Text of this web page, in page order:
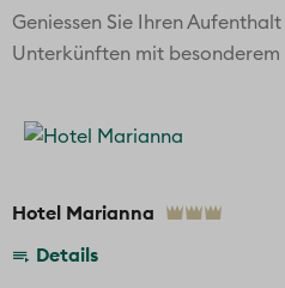
Geniessen Sie Ihren
Unterkünften mit besonderem
Hotel Marianna
Details